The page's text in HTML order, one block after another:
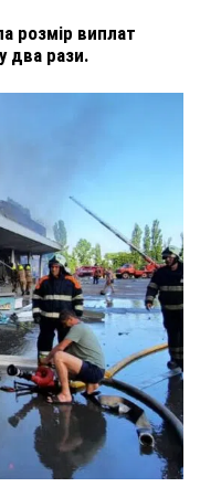
розмір виплат
два рази.